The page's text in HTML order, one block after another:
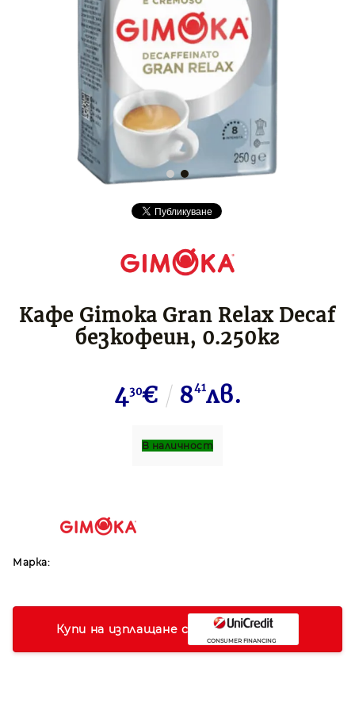
Кафе Gimoka Gran Relax Decaf
безкофеин, 0.250кг
430€ 841лв.
В наличност
Марка:
Купи на изплащане с